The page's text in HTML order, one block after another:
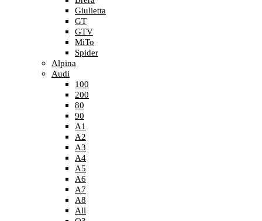
Giulietta
GT
GTV
MiTo
Spider
Alpina
Audi
100
200
80
90
A1
A2
A3
A4
A5
A6
A7
A8
All